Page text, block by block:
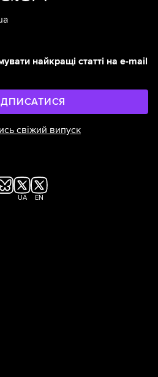
найкращі статті на e-mail
свіжий випуск
UA EN